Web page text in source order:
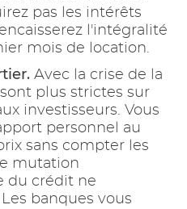
pas les intérêts
l'intégralité
mois de location.
Avec la crise de la
plus strictes sur
investisseurs. Vous
personnel au
sans compter les
mutation
du crédit ne
banques vous